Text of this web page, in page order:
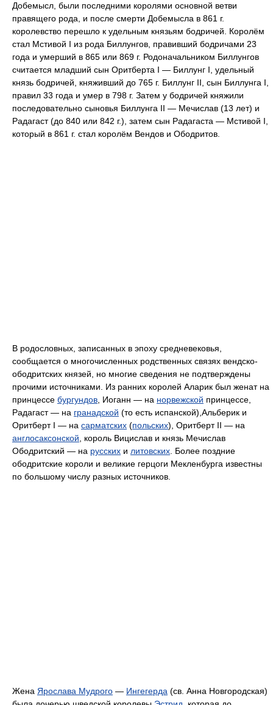
Добемысл, были последними королями основной ветви
правящего рода, и после смерти Добемысла в 861 г.
королевство перешло к удельным князьям бодричей. Королём
стал Мстивой I из рода Биллунгов, правивший бодричами 23
года и умерший в 865 или 869 г. Родоначальником Биллунгов
считается младший сын Оритберта I — Биллунг I, удельный
князь бодричей, княживший до 765 г. Биллунг II, сын Биллунга I,
правил 33 года и умер в 798 г. Затем у бодричей княжили
последовательно сыновья Биллунга II — Мечислав (13 лет) и
Радагаст (до 840 или 842 г.), затем сын Радагаста — Мстивой I,
который в 861 г. стал королём Вендов и Ободритов.
В родословных, записанных в эпоху средневековья,
сообщается о многочисленных родственных связях вендско-
ободритских князей, но многие сведения не подтверждены
прочими источниками. Из ранних королей Аларик был женат на
принцессе бургундов , Иоганн — на норвежской принцессе,
Радагаст — на гранадской (то есть испанской),Альберик и
Оритберт I — на сарматских (польских), Оритберт II — на
англосаксонской , король Вицислав и князь Мечислав
Ободритский — на русских и литовских . Более поздние
ободритские короли и великие герцоги Мекленбурга известны
по большому числу разных источников.
Жена Ярослава Мудрого — Ингегерда (св. Анна Новгородская)